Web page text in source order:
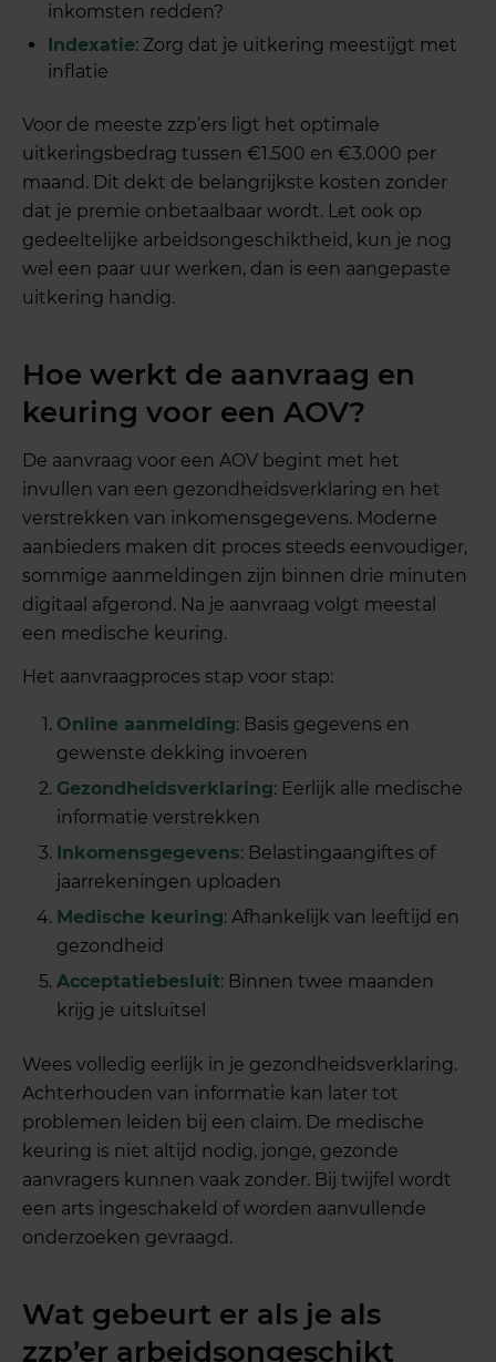
inkomsten redden?
Indexatie: Zorg dat je uitkering meestijgt met
inflatie
Voor de meeste zzp’ers ligt het optimale
uitkeringsbedrag tussen €1.500 en €3.000 per
maand. Dit dekt de belangrijkste kosten zonder
dat je premie onbetaalbaar wordt. Let ook op
gedeeltelijke arbeidsongeschiktheid, kun je nog
wel een paar uur werken, dan is een aangepaste
uitkering handig.
Hoe werkt de aanvraag en
keuring voor een AOV?
De aanvraag voor een AOV begint met het
invullen van een gezondheidsverklaring en het
verstrekken van inkomensgegevens. Moderne
aanbieders maken dit proces steeds eenvoudiger,
sommige aanmeldingen zijn binnen drie minuten
digitaal afgerond. Na je aanvraag volgt meestal
een medische keuring.
Het aanvraagproces stap voor stap:
Online aanmelding: Basis gegevens en
gewenste dekking invoeren
Gezondheidsverklaring: Eerlijk alle medische
informatie verstrekken
Inkomensgegevens: Belastingaangiftes of
jaarrekeningen uploaden
Medische keuring: Afhankelijk van leeftijd en
gezondheid
Acceptatiebesluit: Binnen twee maanden
krijg je uitsluitsel
Wees volledig eerlijk in je gezondheidsverklaring.
Achterhouden van informatie kan later tot
problemen leiden bij een claim. De medische
keuring is niet altijd nodig, jonge, gezonde
aanvragers kunnen vaak zonder. Bij twijfel wordt
een arts ingeschakeld of worden aanvullende
onderzoeken gevraagd.
Wat gebeurt er als je als
zzp’er arbeidsongeschikt